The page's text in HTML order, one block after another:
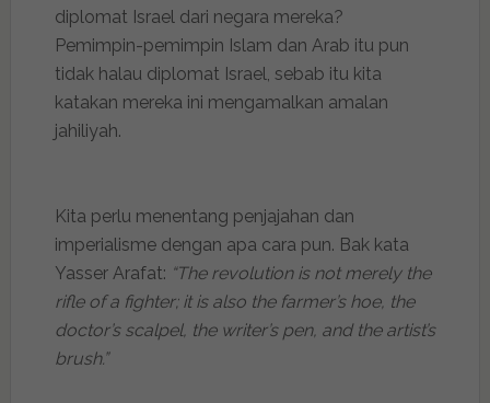
diplomat Israel dari negara mereka?
Pemimpin-pemimpin Islam dan Arab itu pun
tidak halau diplomat Israel, sebab itu kita
katakan mereka ini mengamalkan amalan
jahiliyah.
Kita perlu menentang penjajahan dan
imperialisme dengan apa cara pun. Bak kata
Yasser Arafat: “The revolution is not merely the
rifle of a fighter; it is also the farmer’s hoe, the
doctor’s scalpel, the writer’s pen, and the artist’s
brush.”